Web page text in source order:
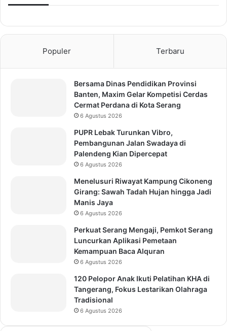
Populer Terbaru
Bersama Dinas Pendidikan Provinsi
Banten, Maxim Gelar Kompetisi Cerdas
Cermat Perdana di Kota Serang
6 Agustus 2026
PUPR Lebak Turunkan Vibro,
Pembangunan Jalan Swadaya di
Palendeng Kian Dipercepat
6 Agustus 2026
Menelusuri Riwayat Kampung Cikoneng
Girang: Sawah Tadah Hujan hingga Jadi
Manis Jaya
6 Agustus 2026
Perkuat Serang Mengaji, Pemkot Serang
Luncurkan Aplikasi Pemetaan
Kemampuan Baca Alquran
6 Agustus 2026
120 Pelopor Anak Ikuti Pelatihan KHA di
Tangerang, Fokus Lestarikan Olahraga
Tradisional
6 Agustus 2026